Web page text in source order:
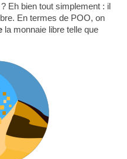
Eh bien tout simplement : il
En termes de POO, on
la monnaie libre telle que